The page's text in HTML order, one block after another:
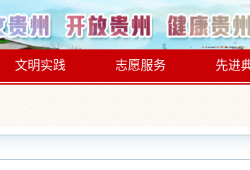
文明实践 志愿服务 先进